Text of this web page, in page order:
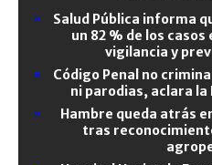
Salud Pública informa
un 82 % de los
vigilancia y
Código Penal no
ni parodias, aclara la
Hambre queda atrás
tras